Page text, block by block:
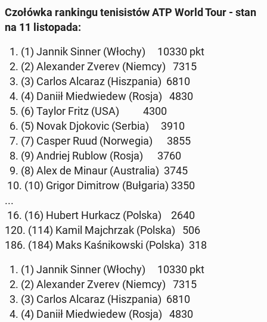
Czo­łów­ka ran­kin­gu te­ni­si­stów ATP World Tour - stan
na 11 li­sto­pa­da:
1. (1) Jannik Sinner (Włochy) 10330 pkt
2. (2) Ale­xan­der Zverev (Niemcy) 7315
3. (3) Carlos Alcaraz (Hisz­pa­nia) 6810
4. (4) Daniił Mie­dwie­dew (Rosja) 4830
5. (6) Taylor Fritz (USA) 4300
6. (5) Novak Djo­ko­vic (Serbia) 3910
7. (7) Casper Ruud (Nor­we­gia) 3855
8. (9) Andriej Rublow (Rosja) 3760
9. (8) Alex de Minaur (Au­stra­lia) 3745
10. (10) Grigor Di­mi­trow (Buł­ga­ria) 3350
...
16. (16) Hubert Hurkacz (Polska) 2640
120. (114) Kamil Maj­chrzak (Polska) 506
186. (184) Maks Ka­śni­kow­ski (Polska) 318
1. (1) Jannik Sinner (Włochy) 10330 pkt
2. (2) Ale­xan­der Zverev (Niemcy) 7315
3. (3) Carlos Alcaraz (Hisz­pa­nia) 6810
4. (4) Daniił Mie­dwie­dew (Rosja) 4830